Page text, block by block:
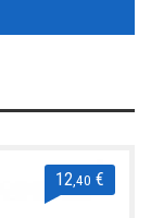
12 ,40 €